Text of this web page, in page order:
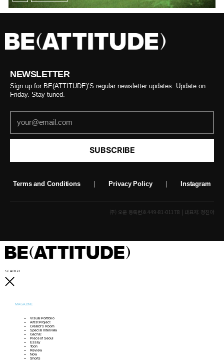
NEWSLETTER
Sign up for BE(ATTITUDE)’S regular newsletter updates. Update on
Friday. Stay tuned.
SUBSCRIBE
Terms and Conditions Privacy Policy Instagram
(주) 오운 등록번호 449-81-01178 | 대표자: 정진아
SEARCH
MAGAZINE
Visual Portfolio
Artist Project
Creator’s Room
Special Interview
Gacha!
Piece of Seoul
Essay
Toon
Review
Now
Shorts